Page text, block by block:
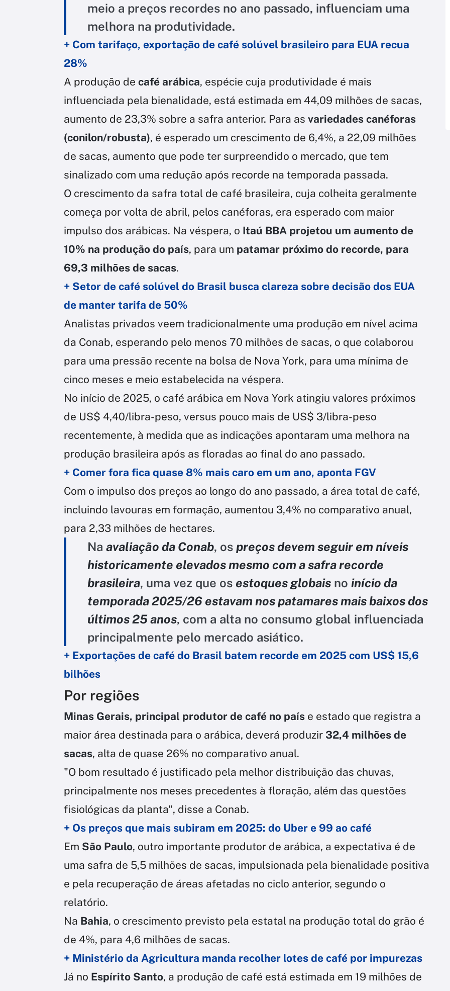
meio a preços recordes no ano passado, influenciam uma
melhora na produtividade.
+ Com tarifaço, exportação de café solúvel brasileiro para EUA recua
28%
A produção de café arábica, espécie cuja produtividade é mais
influenciada pela bienalidade, está estimada em 44,09 milhões de sacas,
aumento de 23,3% sobre a safra anterior. Para as variedades canéforas
(conilon/robusta), é esperado um crescimento de 6,4%, a 22,09 milhões
de sacas, aumento que pode ter surpreendido o mercado, que tem
sinalizado com uma redução após recorde na temporada passada.
O crescimento da safra total de café brasileira, cuja colheita geralmente
começa por volta de abril, pelos canéforas, era esperado com maior
impulso dos arábicas. Na véspera, o Itaú BBA projetou um aumento de
10% na produção do país, para um patamar próximo do recorde, para
69,3 milhões de sacas.
+ Setor de café solúvel do Brasil busca clareza sobre decisão dos EUA
de manter tarifa de 50%
Analistas privados veem tradicionalmente uma produção em nível acima
da Conab, esperando pelo menos 70 milhões de sacas, o que colaborou
para uma pressão recente na bolsa de Nova York, para uma mínima de
cinco meses e meio estabelecida na véspera.
No início de 2025, o café arábica em Nova York atingiu valores próximos
de US$ 4,40/libra-peso, versus pouco mais de US$ 3/libra-peso
recentemente, à medida que as indicações apontaram uma melhora na
produção brasileira após as floradas ao final do ano passado.
+ Comer fora fica quase 8% mais caro em um ano, aponta FGV
Com o impulso dos preços ao longo do ano passado, a área total de café,
incluindo lavouras em formação, aumentou 3,4% no comparativo anual,
para 2,33 milhões de hectares.
Na avaliação da Conab, os preços devem seguir em níveis
historicamente elevados mesmo com a safra recorde
brasileira, uma vez que os estoques globais no início da
temporada 2025/26 estavam nos patamares mais baixos dos
últimos 25 anos, com a alta no consumo global influenciada
principalmente pelo mercado asiático.
+ Exportações de café do Brasil batem recorde em 2025 com US$ 15,6
bilhões
Por regiões
Minas Gerais, principal produtor de café no país e estado que registra a
maior área destinada para o arábica, deverá produzir 32,4 milhões de
sacas, alta de quase 26% no comparativo anual.
"O bom resultado é justificado pela melhor distribuição das chuvas,
principalmente nos meses precedentes à floração, além das questões
fisiológicas da planta", disse a Conab.
+ Os preços que mais subiram em 2025: do Uber e 99 ao café
Em São Paulo, outro importante produtor de arábica, a expectativa é de
uma safra de 5,5 milhões de sacas, impulsionada pela bienalidade positiva
e pela recuperação de áreas afetadas no ciclo anterior, segundo o
relatório.
Na Bahia, o crescimento previsto pela estatal na produção total do grão é
de 4%, para 4,6 milhões de sacas.
+ Ministério da Agricultura manda recolher lotes de café por impurezas
Já no Espírito Santo, a produção de café está estimada em 19 milhões de